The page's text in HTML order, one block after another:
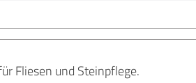
Fliesen und Steinpflege.